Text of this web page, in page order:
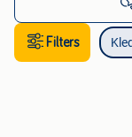
Filters